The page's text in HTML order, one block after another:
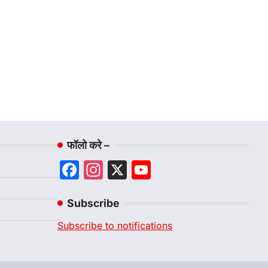
फॉलो करे –
Facebook
Instagram
X
Subscribe
Subscribe to notifications